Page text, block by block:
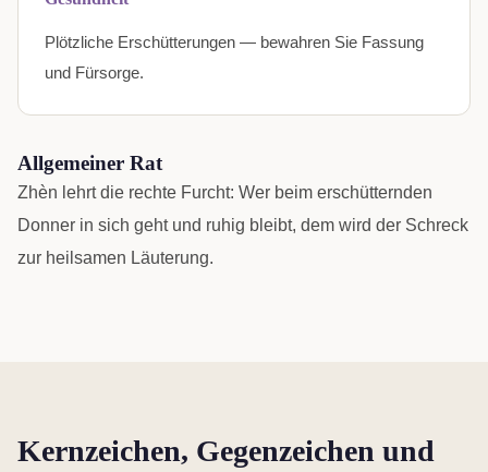
Plötzliche Erschütterungen — bewahren Sie Fassung
und Fürsorge.
Allgemeiner Rat
Zhèn lehrt die rechte Furcht: Wer beim erschütternden
Donner in sich geht und ruhig bleibt, dem wird der Schreck
zur heilsamen Läuterung.
Kernzeichen, Gegenzeichen und